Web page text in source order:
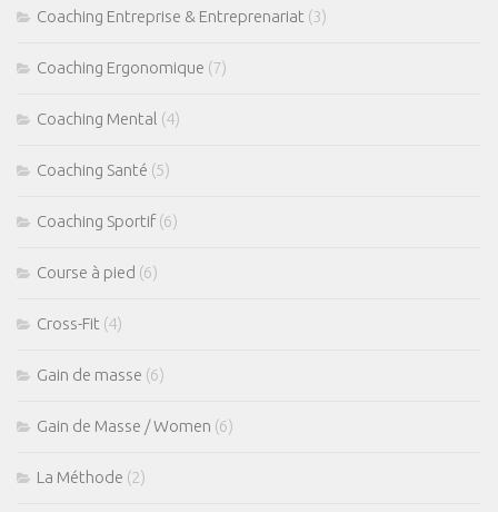
Coaching Entreprise & Entreprenariat (3)
Coaching Ergonomique (7)
Coaching Mental (4)
Coaching Santé (5)
Coaching Sportif(6)
Course à pied (6)
Cross-Fit (4)
Gain de masse (6)
Gain de Masse / Women (6)
La Méthode (2)